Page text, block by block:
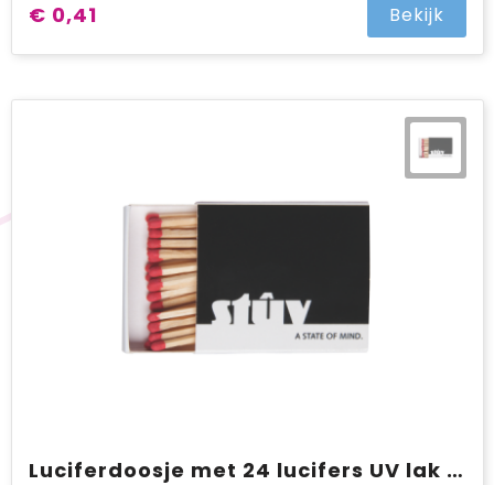
€ 0,41 Bekijk
Luciferdoosje met 24 lucifers UV lak uitvoering met full colour opdruk